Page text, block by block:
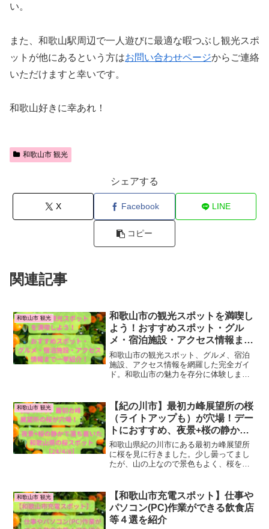
い。
また、和歌山駅周辺で一人遊びに最適な暇つぶし観光スポ
ットが他にあるという方はお問い合わせページからご連絡
いただけますと幸いです。
和歌山好きに幸あれ！
和歌山市 観光
シェアする
X Facebook LINE
コピー
関連記事
和歌山市 観光
和歌山市の観光スポットを満喫し
よう！おすすめスポット・グル
メ・宿泊施設・アクセス情報まで
一挙紹介！
和歌山市の観光スポット、グルメ、宿泊
施設、アクセス情報を網羅した完全ガイ
ド。和歌山市の魅力を存分に体験しまし
和歌山市 観光
【紀の川市】最初カ峰展望所の桜
（ライトアップも）が穴場！デー
トにおすすめ、夜景+桜の静かで
落ち着いた和歌山県の桜スポット
【24/4/6】
和歌山県紀の川市にある最初カ峰展望所
に桜を見に行きました。少し曇ってまし
たが、山の上なので景色もよく、桜を上
カ峰展望所の桜を見に行った際の情報・
感想をご紹介します。はじ...
和歌山市 観光
【和歌山市充電スポット】仕事や
パソコン(PC)作業ができる飲食店
等４選を紹介